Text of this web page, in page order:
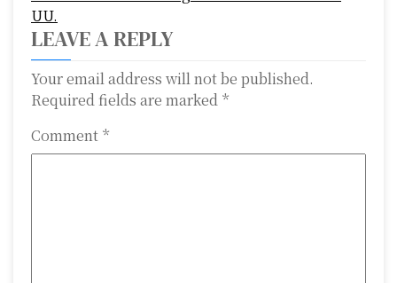
t
n
a
v
i
UU.
LEAVE A REPLY
Your email address will not be published.
Required fields are marked *
Comment *